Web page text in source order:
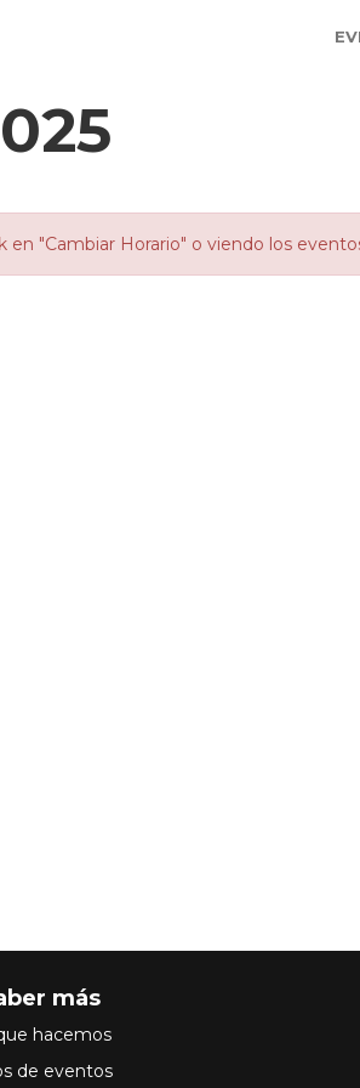
"Cambiar Horario" o viendo los
más
hacemos
de eventos